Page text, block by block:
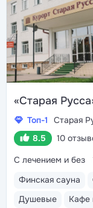
«Старая
Топ-1 Старая
8.5
10
Финская сауна
Душевые
Кафе
С лечением и без